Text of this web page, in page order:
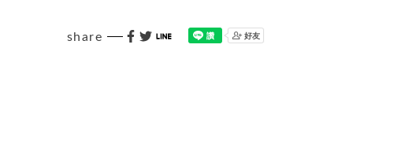
share